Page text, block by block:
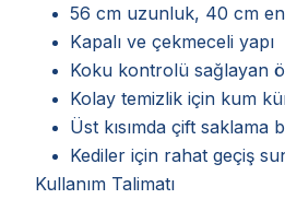
56 cm uzunluk, 40 cm
Kapalı ve çekmeceli yapı
Koku kontrolü sağlayan
Kolay temizlik için kum
Üst kısımda çift saklama
Kediler için rahat geçiş
Kullanım Talimatı